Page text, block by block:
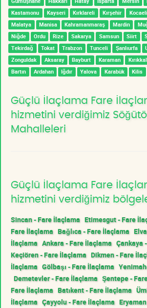
Kastamonu
Kayseri Kırklareli Kırşehir Kocaeli
Malatya
Manisa Kahramanmaraş Mardin
Niğde
Ordu Rize Sakarya Samsun Siirt
Tekirdağ
Tokat Trabzon Tunceli Şanlıurfa
Zonguldak
Aksaray Bayburt Karaman
Bartın
Ardahan Iğdır Yalova Karabük Kilis
Güçlü İlaçlama Fare
hizmetini verdiğimiz
Mahalleleri
Güçlü İlaçlama Fare
hizmetini verdiğimiz
Sincan - Fare İlaçlama Etimesgut - Fare
Fare İlaçlama Bağlıca - Fare İlaçlama
İlaçlama Ankara - Fare İlaçlama Çankaya
Keçiören - Fare İlaçlama Dikmen - Fare
İlaçlama Gölbaşı - Fare İlaçlama
Demetevler - Fare İlaçlama Şentepe -
Fare İlaçlama Batıkent - Fare İlaçlama
İlaçlama Çayyolu - Fare İlaçlama